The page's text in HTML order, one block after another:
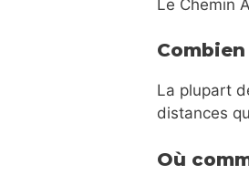
Le Chemin
La plupart
distances
Où